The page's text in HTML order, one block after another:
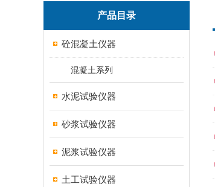
产品目录
砼混凝土仪器
混凝土系列
水泥试验仪器
砂浆试验仪器
泥浆试验仪器
土工试验仪器